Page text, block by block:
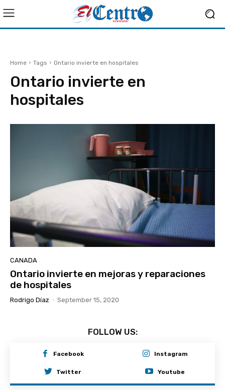
Home Tags Ontario invierte en hospitales
Ontario invierte en
hospitales
CANADA
Ontario invierte en mejoras y reparaciones
de hospitales
Rodrigo Díaz - September 15, 2020
FOLLOW US:
Facebook Instagram
Twitter Youtube